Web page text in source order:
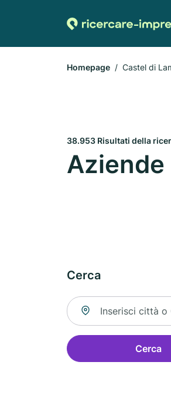
Homepage Castel di
38.953 Risultati della
Aziende
Cerca
Cerca una località
Cerca